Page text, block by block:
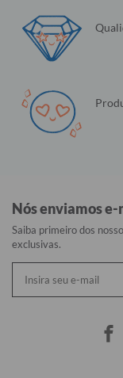
Nós enviamos
Saiba primeiro dos
exclusivas.